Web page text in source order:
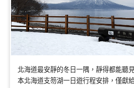
北海道最安靜的冬日一隅，靜得都能聽
本北海道支笏湖一日遊行程安排，僅獻